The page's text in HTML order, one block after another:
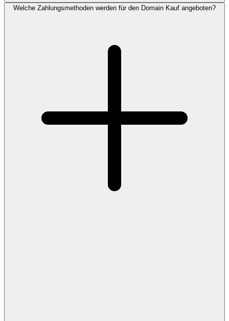
Welche Zahlungsmethoden werden für den Domain Kauf angeboten?